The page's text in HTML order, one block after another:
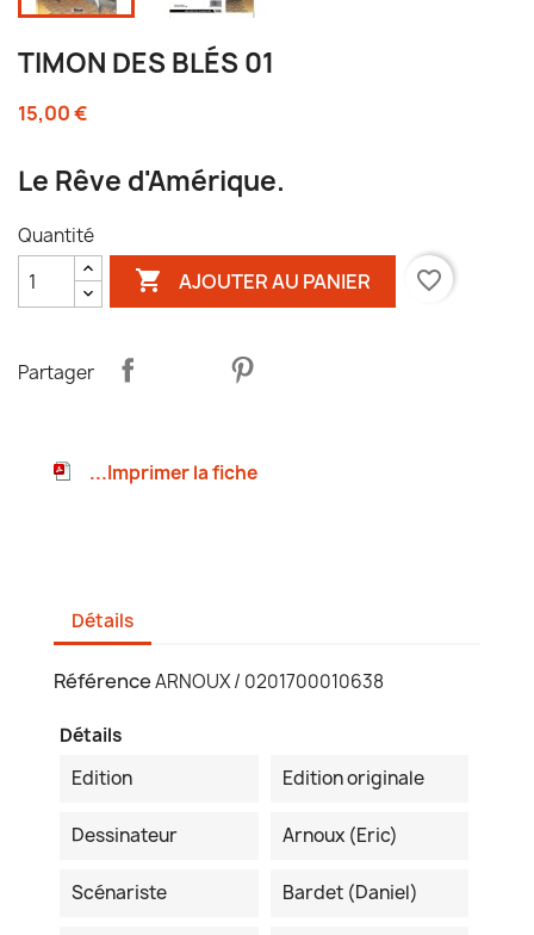
TIMON DES BLÉS 01
15,00 €
Le Rêve d'Amérique.
Quantité
 AJOUTER AU PANIER favorite_border
Partager
...Imprimer la fiche
Détails
RéférenceARNOUX / 0201700010638
Détails
Edition
Edition originale
Dessinateur Arnoux (Eric)
Scénariste Bardet (Daniel)